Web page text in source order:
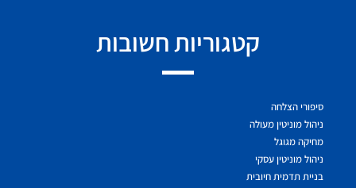
קטגוריות חשובות
סיפורי הצלחה
ניהול מוניטין מעולה
מחיקה מגוגל
ניהול מוניטין עסקי
בניית תדמית חיובית